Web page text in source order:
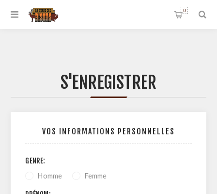
0
S'ENREGISTRER
VOS INFORMATIONS PERSONNELLES
GENRE:
Homme Femme